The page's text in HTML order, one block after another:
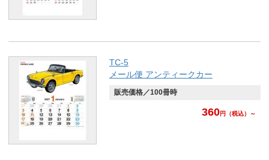
TC-5
メール便 アンティークカー
販売価格／100冊時
360円 （税込）～